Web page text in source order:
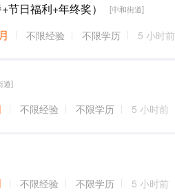
节日福利+年终奖） [中和街道]
不限经验 不限学历 5 小时前
道]
不限经验 不限学历 5 小时前
不限经验 不限学历 5 小时前